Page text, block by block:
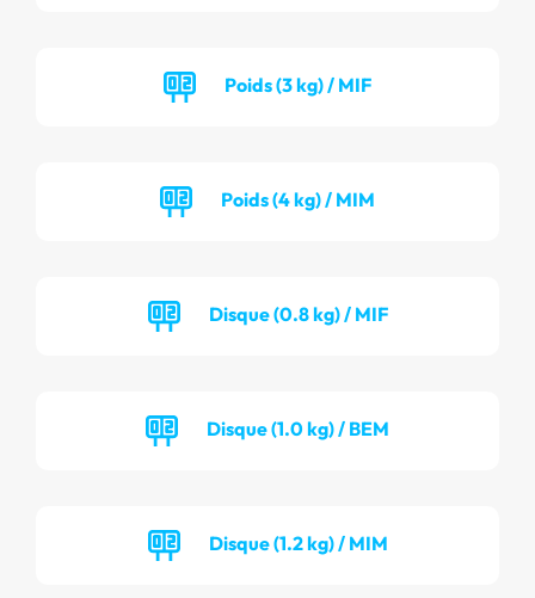
Poids (3 kg) / MIF
Poids (4 kg) / MIM
Disque (0.8 kg) / MIF
Disque (1.0 kg) / BEM
Disque (1.2 kg) / MIM